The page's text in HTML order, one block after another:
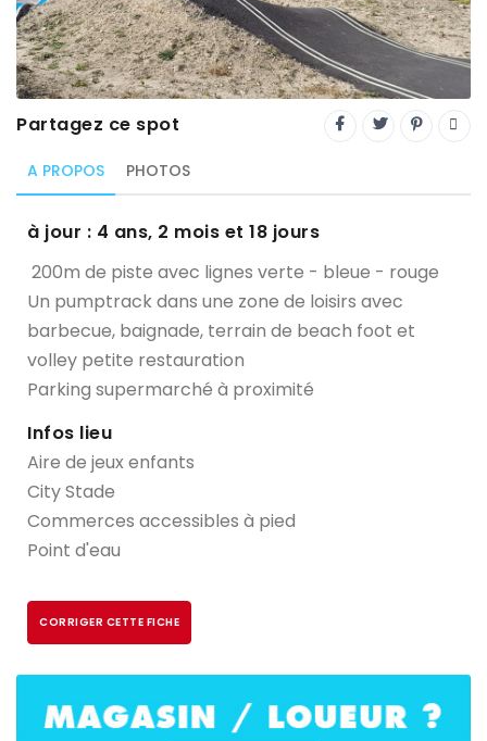
Trial
XC Rando - VTTAE
XCO
Constructeurs-Shapers
Derniers commentaires
Partagez ce spot
A PROPOS PHOTOS
à jour : 4 ans, 2 mois et 18 jours
200m de piste avec lignes verte - bleue - rouge
Un pumptrack dans une zone de loisirs avec
barbecue, baignade, terrain de beach foot et
volley petite restauration
Parking supermarché à proximité
Infos lieu
Aire de jeux enfants
City Stade
Commerces accessibles à pied
Point d'eau
CORRIGER CETTE FICHE